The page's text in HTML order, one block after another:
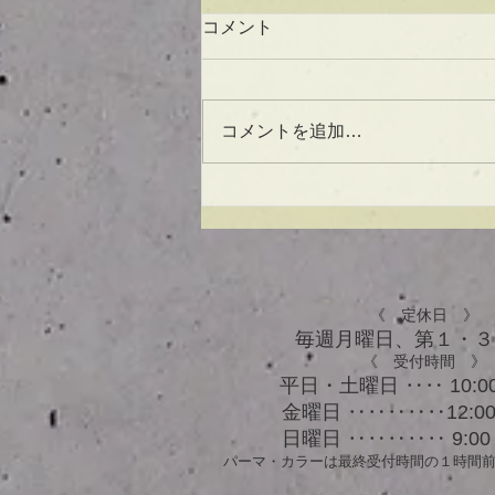
バスオイル★
コメント
コメントを追加…
《 定休日 》
毎週月曜日、​第１・
《 受付時間 》
平日・土曜日 ‥‥
金曜日
日曜日 ‥‥‥‥‥
パーマ・カラーは最終受付時間の１時間